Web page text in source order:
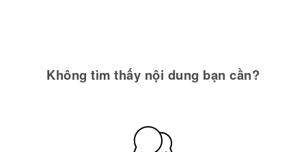
Không tìm thấy nội dung bạn cần?